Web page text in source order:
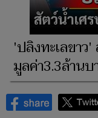
'ปลิงทะเลขาว
มูลค่า3.3ล้าน